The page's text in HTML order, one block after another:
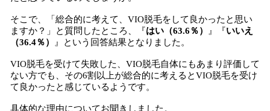
そこで、「総合的に考えて、VIO脱毛をして良かったと思い
ますか？」と質問したところ、『はい（63.6％） 』『いいえ
（36.4％）
』という回答結果となりました。
VIO脱毛を受けて失敗した、VIO脱毛自体にもあまり評価して
ない方でも、その6割以上が総合的に考えるとVIO脱毛を受け
て良かったと感じているようです。
具体的な理由についてお聞きしました。